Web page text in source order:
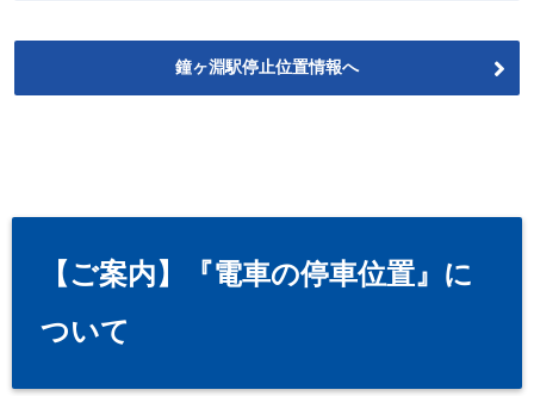
鐘ヶ淵駅停止位置情報へ
【ご案内】『電車の停車位置』に
ついて